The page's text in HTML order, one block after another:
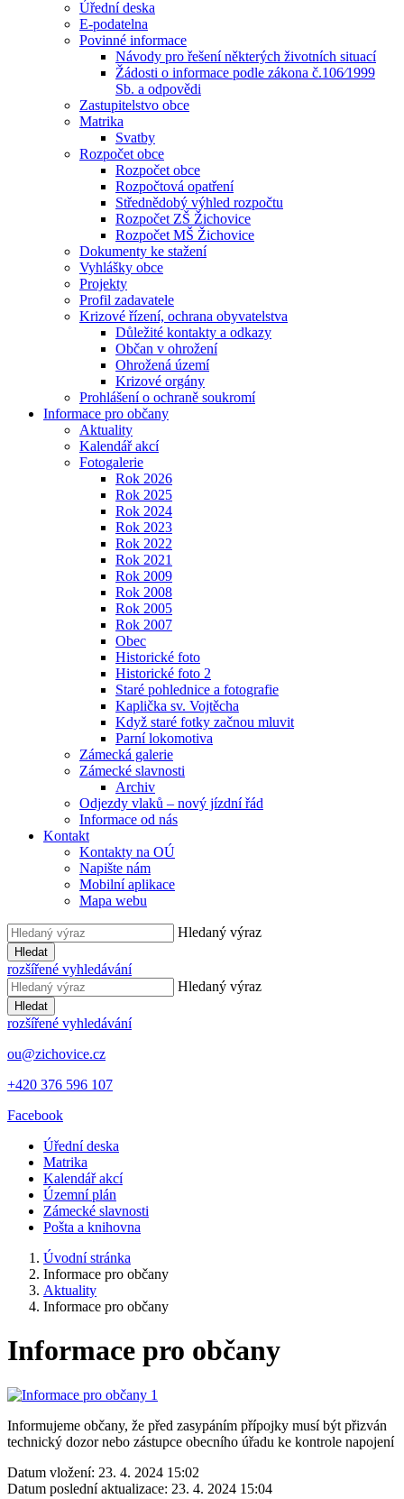
Úřední deska
E-podatelna
Povinné informace
Návody pro řešení některých životních situací
Žádosti o informace podle zákona č.106⁄1999
Sb. a odpovědi
Zastupitelstvo obce
Matrika
Svatby
Rozpočet obce
Rozpočet obce
Rozpočtová opatření
Střednědobý výhled rozpočtu
Rozpočet ZŠ Žichovice
Rozpočet MŠ Žichovice
Dokumenty ke stažení
Vyhlášky obce
Projekty
Profil zadavatele
Krizové řízení, ochrana obyvatelstva
Důležité kontakty a odkazy
Občan v ohrožení
Ohrožená území
Krizové orgány
Prohlášení o ochraně soukromí
Informace pro občany
Aktuality
Kalendář akcí
Fotogalerie
Rok 2026
Rok 2025
Rok 2024
Rok 2023
Rok 2022
Rok 2021
Rok 2009
Rok 2008
Rok 2005
Rok 2007
Obec
Historické foto
Historické foto 2
Staré pohlednice a fotografie
Kaplička sv. Vojtěcha
Když staré fotky začnou mluvit
Parní lokomotiva
Zámecká galerie
Zámecké slavnosti
Archiv
Odjezdy vlaků – nový jízdní řád
Informace od nás
Kontakt
Kontakty na OÚ
Napište nám
Mobilní aplikace
Mapa webu
Hledaný výraz
Hledat
rozšířené vyhledávání
Hledaný výraz
Hledat
rozšířené vyhledávání
ou@zichovice.cz
+420 ​​376 596 107
Facebook
Úřední deska
Matrika
Kalendář akcí
Územní plán
Zámecké slavnosti
Pošta a knihovna
Úvodní stránka
Informace pro občany
Aktuality
Informace pro občany
Informace pro občany
Informujeme občany, že před zasypáním přípojky musí být přizván
technický dozor nebo zástupce obecního úřadu ke kontrole napojení
Datum vložení: 23. 4. 2024 15:02
Datum poslední aktualizace: 23. 4. 2024 15:04